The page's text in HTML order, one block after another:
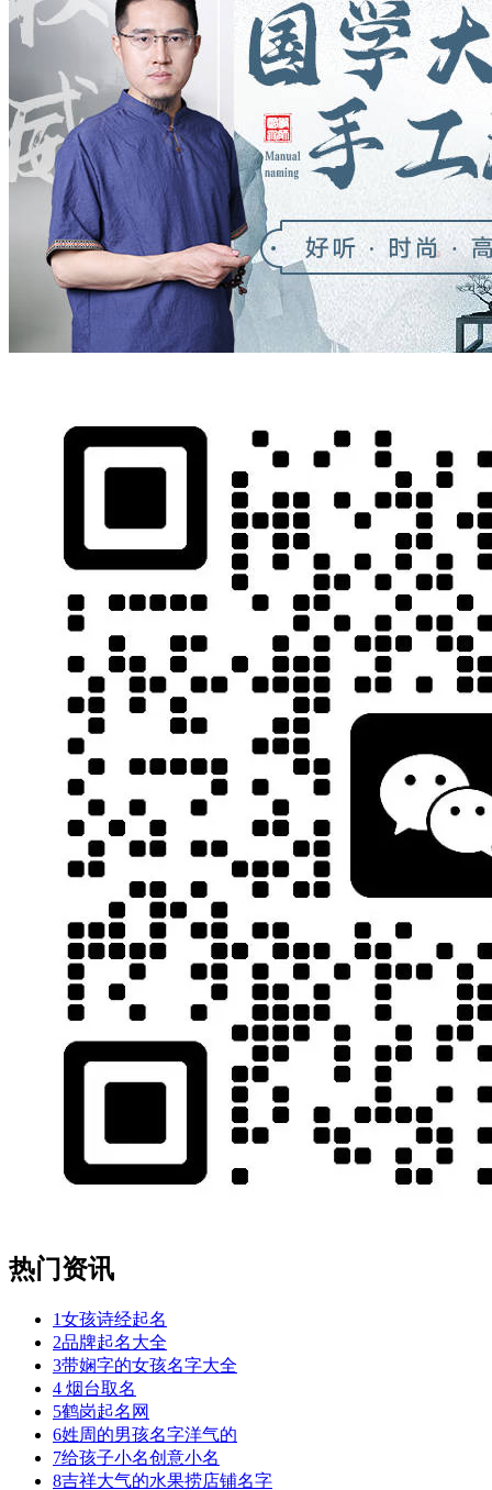
热门资讯
1女孩诗经起名
2品牌起名大全
3带娴字的女孩名字大全
4 烟台取名
5鹤岗起名网
6姓周的男孩名字洋气的
7给孩子小名创意小名
8吉祥大气的水果捞店铺名字